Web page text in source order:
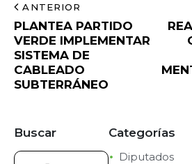
ANTERIOR
PLANTEA PARTIDO
VERDE IMPLEMENTAR
SISTEMA DE
CABLEADO
SUBTERRÁNEO
Buscar Categorías
Diputados